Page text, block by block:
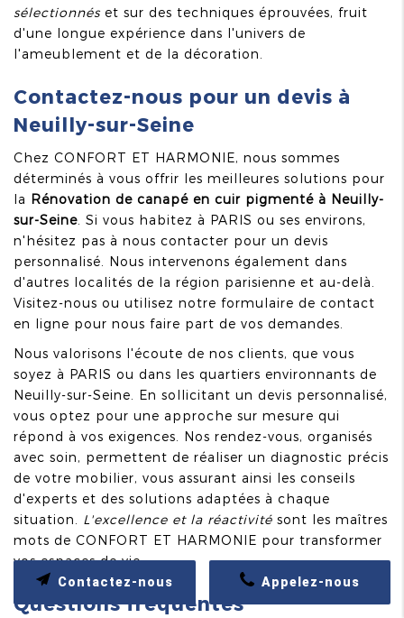
sélectionnéset sur des techniques éprouvées, fruit
d'une longue expérience dans l'univers de
l'ameublement et de la décoration.
Contactez-nous pour un devis à
Neuilly-sur-Seine
Chez CONFORT ET HARMONIE, nous sommes
déterminés à vous offrir les meilleures solutions pour
la Rénovation de canapé en cuir pigmenté à Neuilly-
sur-Seine . Si vous habitez à PARIS ou ses environs,
n'hésitez pas à nous contacter pour un devis
personnalisé. Nous intervenons également dans
d'autres localités de la région parisienne et au-delà.
Visitez-nous ou utilisez notre formulaire de contact
en ligne pour nous faire part de vos demandes.
Nous valorisons l'écoute de nos clients, que vous
soyez à PARIS ou dans les quartiers environnants de
Neuilly-sur-Seine. En sollicitant un devis personnalisé,
vous optez pour une approche sur mesure qui
répond à vos exigences. Nos rendez-vous, organisés
avec soin, permettent de réaliser un diagnostic précis
de votre mobilier, vous assurant ainsi les conseils
d'experts et des solutions adaptées à chaque
situation. L'excellence et la réactivité sont les maîtres
mots de CONFORT ET HARMONIE pour transformer
vos espaces de vie.
Questions fréquentes
Appelez-nous
Contactez-nous